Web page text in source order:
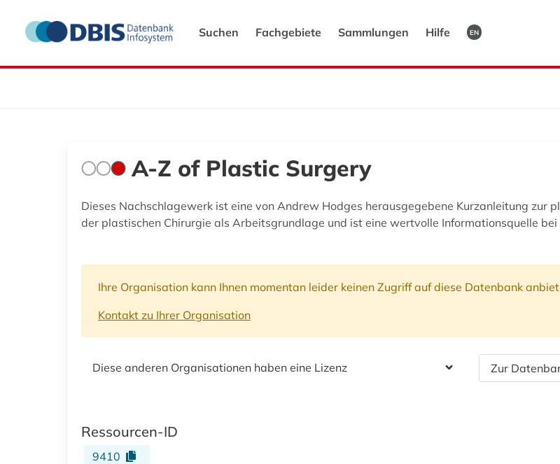
Suchen Fachgebiete Sammlungen Hilfe EN
A-Z of Plastic Surgery
Dieses Nachschlagewerk ist eine von Andrew Hodges herausgegebene Kurzanleitung zur
der plastischen Chirurgie als Arbeitsgrundlage und ist eine wertvolle Informationsquelle
Ihre Organisation kann Ihnen momentan leider keinen Zugriff auf diese Datenbank
Kontakt zu Ihrer Organisation
Diese anderen Organisationen haben eine Lizenz Zur
Ressourcen-ID
9410